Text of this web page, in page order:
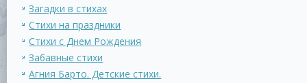
Загадки в стихах
Стихи на праздники
Стихи с Днем Рождения
Забавные стихи
Агния Барто. Детские стихи.